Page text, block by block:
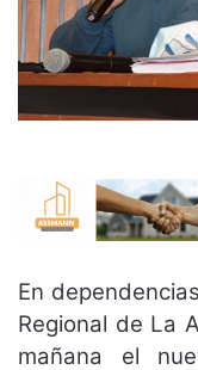
En
Regional de La
mañana el